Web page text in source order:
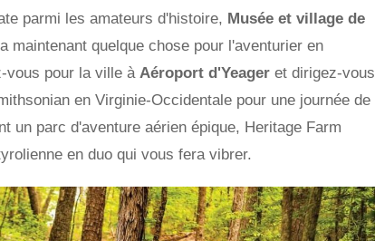
parmi les amateurs d'histoire, Musée et village de
a maintenant quelque chose pour l'aventurier en
vous pour la ville à Aéroport d'Yeager et dirigez-vous
en Virginie-Occidentale pour une journée de
un parc d'aventure aérien épique, Heritage Farm
en duo qui vous fera vibrer.